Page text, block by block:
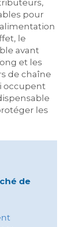
pour
le
avant
et les
de chaîne
occupent
les
de